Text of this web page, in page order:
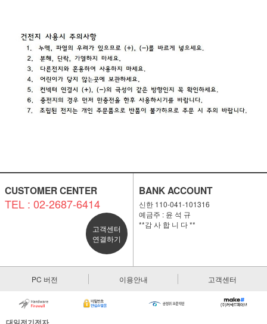
CUSTOMER CENTER
TEL : 02-2687-6414
고객센터
연결하기
BANK ACCOUNT
신한 110-041-101316
예금주 : 윤 석 규
**감 사 합 니 다 **
PC 버전 이용안내 고객센터